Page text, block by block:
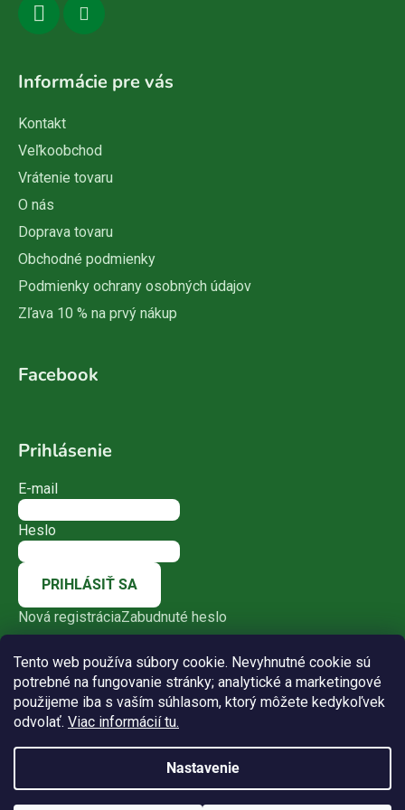
Tento web používa súbory cookie. Nevyhnutné cookie sú
potrebné na fungovanie stránky; analytické a marketingové
použijeme iba s vaším súhlasom, ktorý môžete kedykoľvek
odvolať. Viac informácií tu.
Nastavenie
Informácie pre vás
Kontakt
Veľkoobchod
Vrátenie tovaru
O nás
Doprava tovaru
Obchodné podmienky
Podmienky ochrany osobných údajov
Zľava 10 % na prvý nákup
Facebook
Prihlásenie
E-mail
Heslo
PRIHLÁSIŤ SA
Nová registráciaZabudnuté heslo